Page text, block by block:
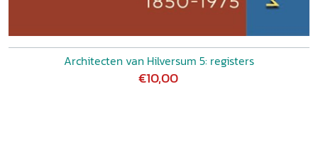
Architecten van Hilversum 5: registers
€10,00